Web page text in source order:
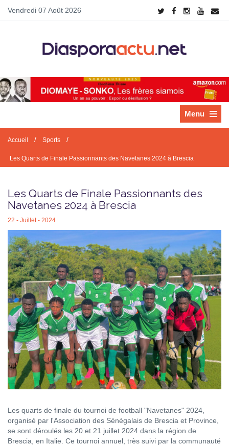
Vendredi 07 Août 2026
Menu
Accueil / Sports /
Les Quarts de Finale Passionnants des Navetanes 2024 à Brescia
Les Quarts de Finale Passionnants des
Navetanes 2024 à Brescia
22 - Juillet - 2024
Les quarts de finale du tournoi de football "Navetanes" 2024,
organisé par l'Association des Sénégalais de Brescia et Province,
se sont déroulés les 20 et 21 juillet 2024 dans la région de
Brescia, en Italie. Ce tournoi annuel, très suivi par la communauté